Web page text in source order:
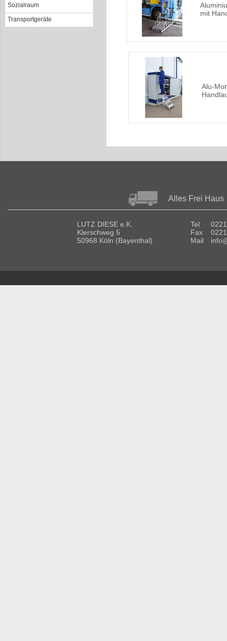
Sozialraum
Transportgeräte
mit
Alu-
Alles Frei Haus
LUTZ DIESE e.K.
Klerschweg 5
50968 Köln (Bayenthal)
Tel
Fax
Mail